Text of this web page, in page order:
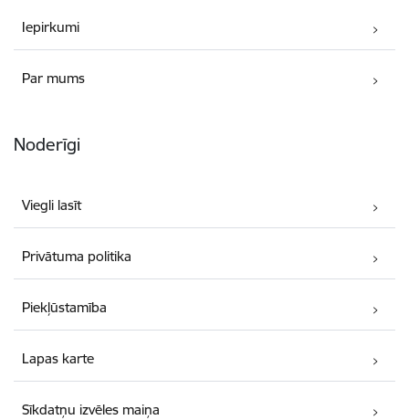
Iepirkumi
Par mums
Noderīgi
Viegli lasīt
Privātuma politika
Piekļūstamība
Lapas karte
Sīkdatņu izvēles maiņa